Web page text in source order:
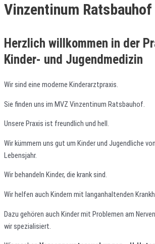
Vinzentinum Ratsbauhof
Herzlich willkommen in der
Kinder- und Jugendmedizin
Wir sind eine moderne Kinderarztpraxis.
Sie finden uns im MVZ Vinzentinum Ratsbauhof.
Unsere Praxis ist freundlich und hell.
Wir kümmern uns gut um Kinder und Jugendliche
Lebensjahr.
Wir behandeln Kinder, die krank sind.
Wir helfen auch Kindern mit langanhaltenden
Dazu gehören auch Kinder mit Problemen am
wir spezialisiert.